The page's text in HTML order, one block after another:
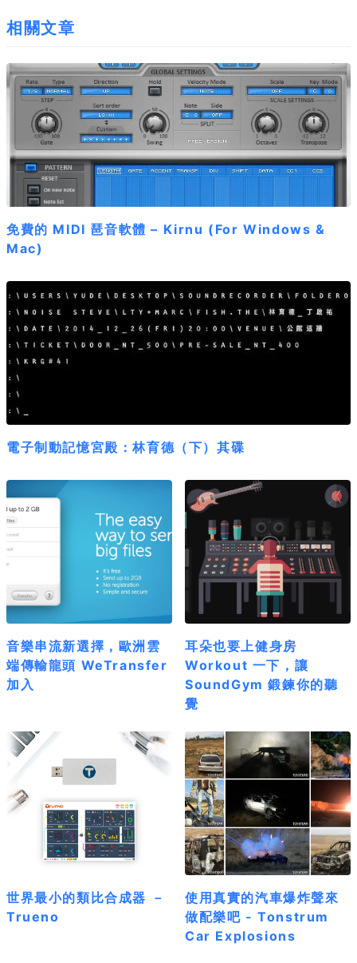
相關文章
免費的 MIDI 琶音軟體 – Kirnu (For Windows &
Mac)
電子制動記憶宮殿：林育德（下）其碟
音樂串流新選擇，歐洲雲
端傳輸龍頭 WeTransfer
加入
耳朵也要上健身房
Workout 一下，讓
SoundGym 鍛鍊你的聽
覺
世界最小的類比合成器 －
Trueno
使用真實的汽車爆炸聲來
做配樂吧 - Tonstrum
Car Explosions